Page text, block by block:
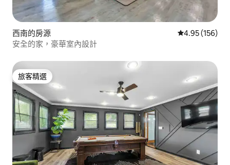
西南的房源 從 156 則評價
4.95 (156)
安全的家，豪華室內設計
旅客精選
旅客精選